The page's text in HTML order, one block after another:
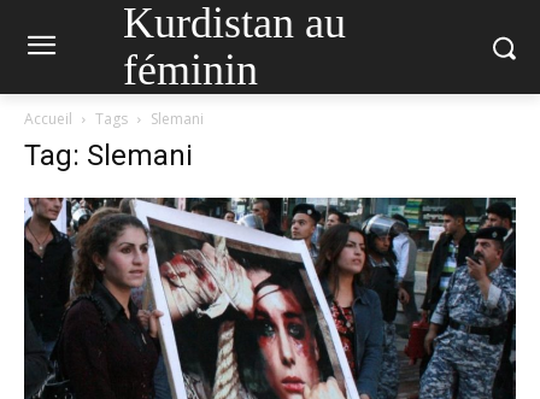
Kurdistan au
féminin
Accueil Tags Slemani
Tag: Slemani